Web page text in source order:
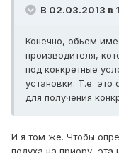
В 02.03.2013 в
Конечно, обьем
производителя,
под конкретные
установки. Т.е.
для получения
И я том же. Чтобы